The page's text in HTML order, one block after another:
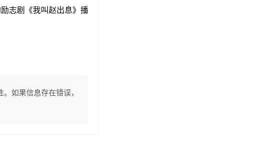
志剧《我叫赵出息》播
如果信息存在错误，